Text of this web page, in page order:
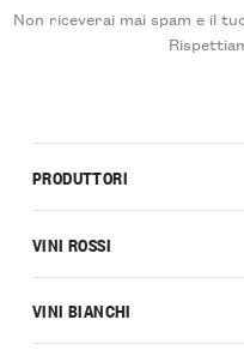
Non riceverai mai spam e il
PRODUTTORI
VINI ROSSI
VINI BIANCHI